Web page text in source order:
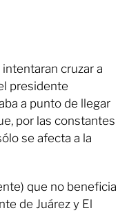
cruzar a
presidente
a punto de llegar
por las constantes
se afecta a la
que no beneficia
de Juárez y El